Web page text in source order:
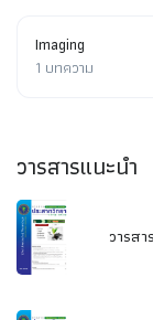
Imaging
1 บทความ
วารสารแนะนำ
วารส